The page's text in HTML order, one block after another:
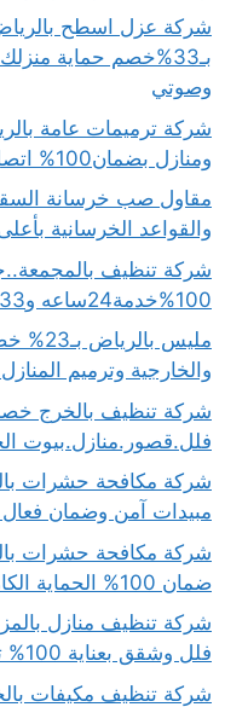
شركة عزل اسطح
بـ33%خصم حماية
وصوتي
ومنازل بضمان100% اتصل الان
مقاول صب خرسانة
والقواعد الخرسانية
شركة تنظيف
100%خدمة24ساعه و33% خصم فوري
مليس
والخارجية وترميم
فلل.قصور.منازل.بيوت
مبيدات آمن وضمان فعال 99% تواصل الان
ضمان 100% الحماية الكاملة لمنزلك
فلل وشقق بعناية 100% تواصل بنا الان